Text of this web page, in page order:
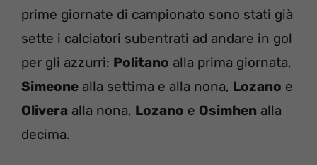
prime giornate di campionato sono stati già
sette i calciatori subentrati ad andare in gol
per gli azzurri: Politano alla prima giornata,
Simeone alla settima e alla nona, Lozano e
Olivera alla nona, Lozano e Osimhen alla
decima.